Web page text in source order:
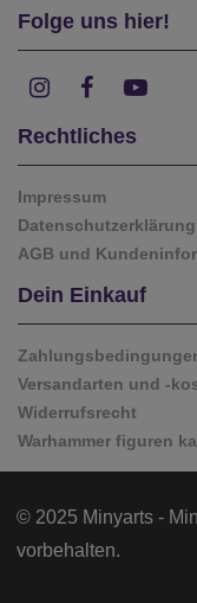
Folge uns hier!
Rechtliches
Impressum
Datenschutzerklärung
AGB und
Dein Einkauf
Versandarten und -
Widerrufsrecht
Warhammer figuren
© 2025 Minyarts -
vorbehalten.